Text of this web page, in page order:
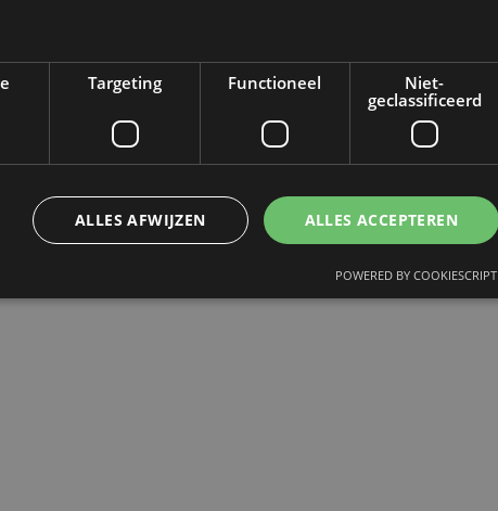
zullen betekenen voor de
duidt: “Wij zijn tevreden met
op 9 juni met PVDA in het
ook in de gemeenteraad in
Targeting Functioneel
Niet-
geclassificeerd
ALLES ACCEPTEREN
ALLES AFWIJZEN
POWERED BY COOKIESCRIPT